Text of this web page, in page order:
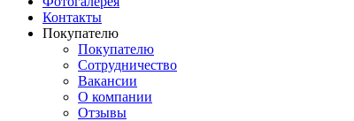
Контакты
Покупателю
Покупателю
Сотрудничество
Вакансии
О компании
Отзывы